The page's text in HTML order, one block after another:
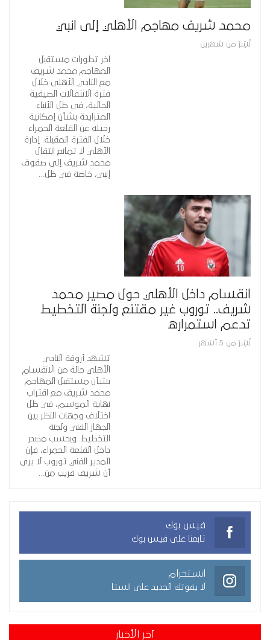
محمد شريف مهاجم الأهلي إلى انبي
نُشِرَ من شهرين
اخر تطورات مستقبل
المهاجم محمد شريف
مع النادي الأهلى خلال
فترة الانتقالات الصيفية
الحالية، فى ظل الأنباء
المتزايدة بشأن إمكانية
رحيله عن القلعة الحمراء
خلال الفترة المقبلة. إدارة
الأهلي لا تمانع انتقال
محمد شريف إلى صفوف
إنبي، خاصة في ظل…
انقسام داخل الأهلي حول مصير محمد
شريف.. توروب غير مقتنع ولجنة التخطيط
تدعم استمراره
نُشِرَ من 5 أشهر
تشهد أروقة النادي
الأهلي حالة من الانقسام
بشأن مستقبل المهاجم
محمد شريف مع اقتراب
نهاية الموسم، في ظل
اختلاف وجهات النظر بين
الجهاز الفني ولجنة
التخطيط. وبحسب مصدر
داخل القلعة الحمراء، فإن
المدير الفني توروب لا يرى
أن شريف قريب من…
فيس بوك
تابعنا على فيس بوك
انستجرام
لا يفوتك الجديد على انستا
آخر الأخبار